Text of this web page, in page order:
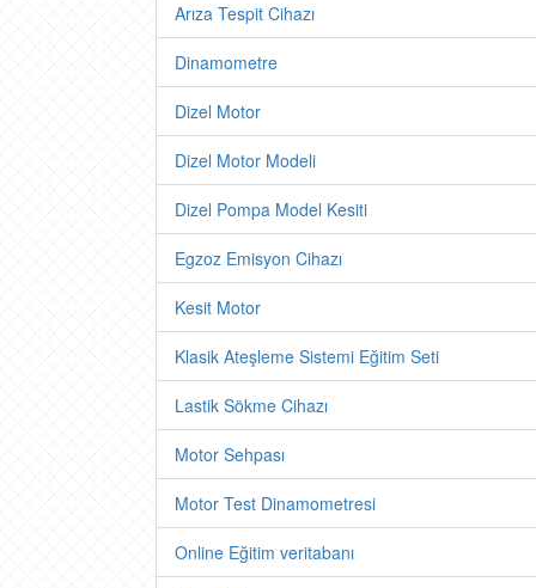
Arıza Tespit Cihazı
Dinamometre
Dizel Motor
Dizel Motor Modeli
Dizel Pompa Model Kesiti
Egzoz Emisyon Cihazı
Kesit Motor
Klasik Ateşleme Sistemi Eğitim Seti
Lastik Sökme Cihazı
Motor Sehpası
Motor Test Dinamometresi
Online Eğitim veritabanı